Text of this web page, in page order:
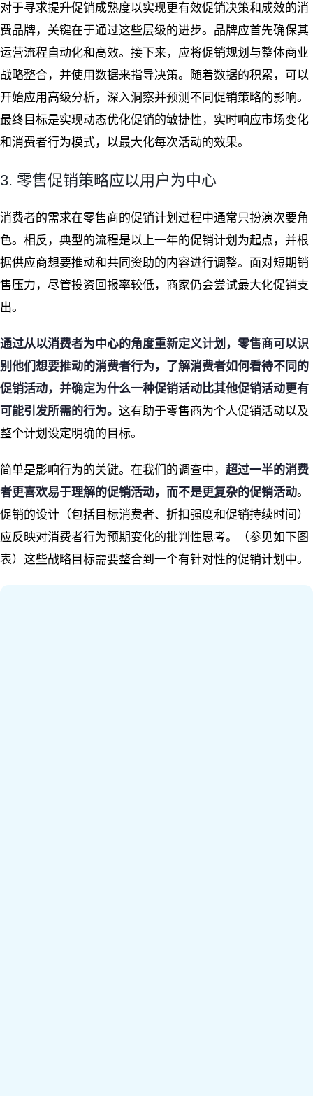
对于寻求提升促销成熟度以实现更有效促销决策和成效的消
费品牌，关键在于通过这些层级的进步。品牌应首先确保其
运营流程自动化和高效。接下来，应将促销规划与整体商业
战略整合，并使用数据来指导决策。随着数据的积累，可以
开始应用高级分析，深入洞察并预测不同促销策略的影响。
最终目标是实现动态优化促销的敏捷性，实时响应市场变化
和消费者行为模式，以最大化每次活动的效果。
3. 零售促销策略应以用户为中心
消费者的需求在零售商的促销计划过程中通常只扮演次要角
色。相反，典型的流程是以上一年的促销计划为起点，并根
据供应商想要推动和共同资助的内容进行调整。面对短期销
售压力，尽管投资回报率较低，商家仍会尝试最大化促销支
出。
通过从以消费者为中心的角度重新定义计划，零售商可以识
别他们想要推动的消费者行为，了解消费者如何看待不同的
促销活动，并确定为什么一种促销活动比其他促销活动更有
可能引发所需的行为。 这有助于零售商为个人促销活动以及
整个计划设定明确的目标。
简单是影响行为的关键。在我们的调查中， 超过一半的消费
者更喜欢易于理解的促销活动，而不是更复杂的促销活动。
促销的设计（包括目标消费者、折扣强度和促销持续时间）
应反映对消费者行为预期变化的批判性思考。（参见如下图
表）这些战略目标需要整合到一个有针对性的促销计划中。